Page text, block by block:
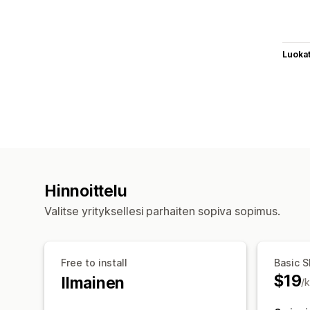
Luokat
Hinnoittelu
Valitse yrityksellesi parhaiten sopiva sopimus.
Free to install
Ilmainen
Basic
$19/